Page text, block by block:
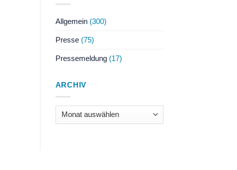
Allgemein(300)
Presse(75)
Pressemeldung(17)
ARCHIV
Archiv